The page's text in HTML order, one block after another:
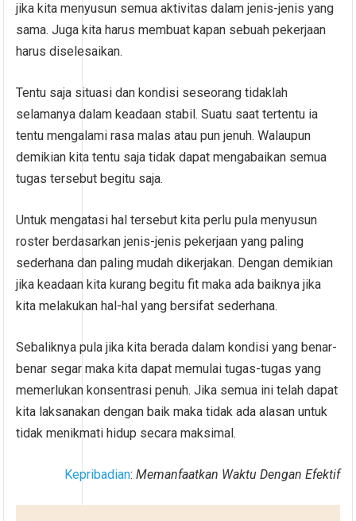
jika kita menyusun semua aktivitas dalam jenis-jenis yang
sama. Juga kita harus membuat kapan sebuah pekerjaan
harus diselesaikan.
Tentu saja situasi dan kondisi seseorang tidaklah
selamanya dalam keadaan stabil. Suatu saat tertentu ia
tentu mengalami rasa malas atau pun jenuh. Walaupun
demikian kita tentu saja tidak dapat mengabaikan semua
tugas tersebut begitu saja.
Untuk mengatasi hal tersebut kita perlu pula menyusun
roster berdasarkan jenis-jenis pekerjaan yang paling
sederhana dan paling mudah dikerjakan. Dengan demikian
jika keadaan kita kurang begitu fit maka ada baiknya jika
kita melakukan hal-hal yang bersifat sederhana.
Sebaliknya pula jika kita berada dalam kondisi yang benar-
benar segar maka kita dapat memulai tugas-tugas yang
memerlukan konsentrasi penuh. Jika semua ini telah dapat
kita laksanakan dengan baik maka tidak ada alasan untuk
tidak menikmati hidup secara maksimal.
Kepribadian: Memanfaatkan Waktu Dengan Efektif